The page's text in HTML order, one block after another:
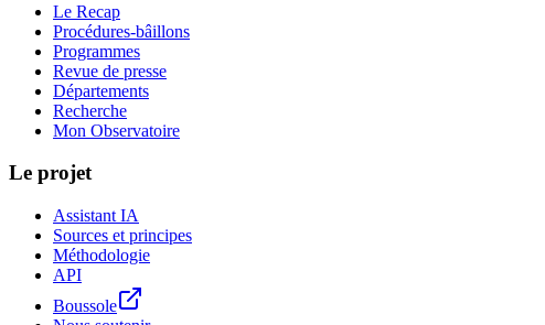
Le Recap
Procédures-bâillons
Programmes
Revue de presse
Départements
Recherche
Mon Observatoire
Le projet
Assistant IA
Sources et principes
Méthodologie
API
Boussole